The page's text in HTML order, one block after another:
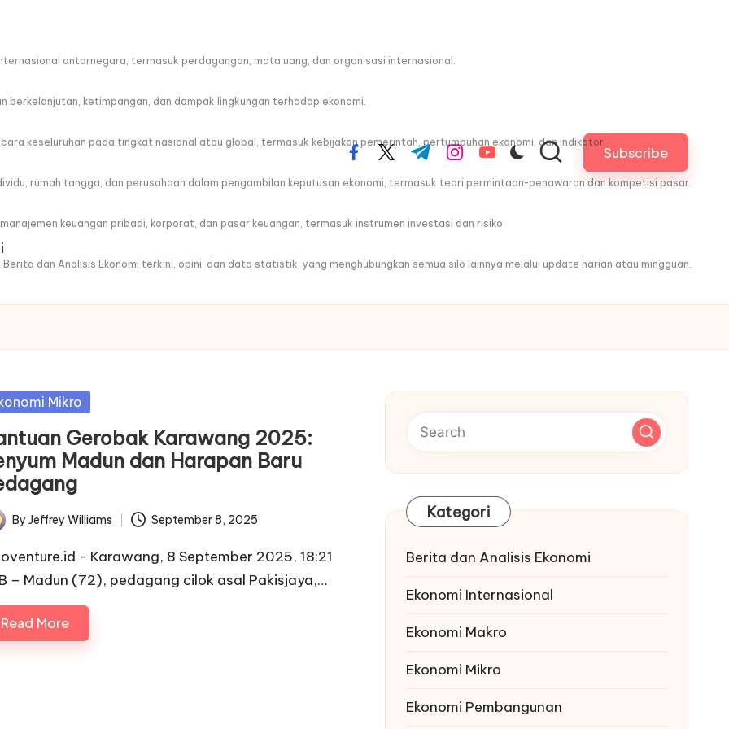
antarnegara, termasuk perdagangan, mata uang, dan organisasi internasional.
berkelanjutan, ketimpangan, dan dampak lingkungan terhadap ekonomi.
keseluruhan pada tingkat nasional atau global, termasuk kebijakan pemerintah, pertumbuhan ekonomi, dan indikator
rumah tangga, dan perusahaan dalam pengambilan keputusan ekonomi, termasuk teori permintaan-penawaran dan kompetisi pasar.
keuangan pribadi, korporat, dan pasar keuangan, termasuk instrumen investasi dan risiko
dan Analisis Ekonomi terkini, opini, dan data statistik, yang menghubungkan semua silo lainnya melalui update harian atau mingguan.
facebook.com
twitter.com
t.me instagram.com
youtube.com Subscribe
Mikro
Gerobak Karawang 2025:
Madun dan Harapan Baru
By Jeffrey Williams September 8, 2025
- Karawang, 8 September 2025, 18:21
– Madun (72), pedagang cilok asal Pakisjaya,…
Read More
Kategori
Berita dan Analisis Ekonomi
Ekonomi Internasional
Ekonomi Makro
Ekonomi Mikro
Ekonomi Pembangunan